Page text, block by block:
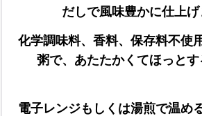
だしで風味豊かに仕上げ
化学調味料、香料、保存料不使
粥で、あたたかくてほっとす
電子レンジもしくは湯煎で温め